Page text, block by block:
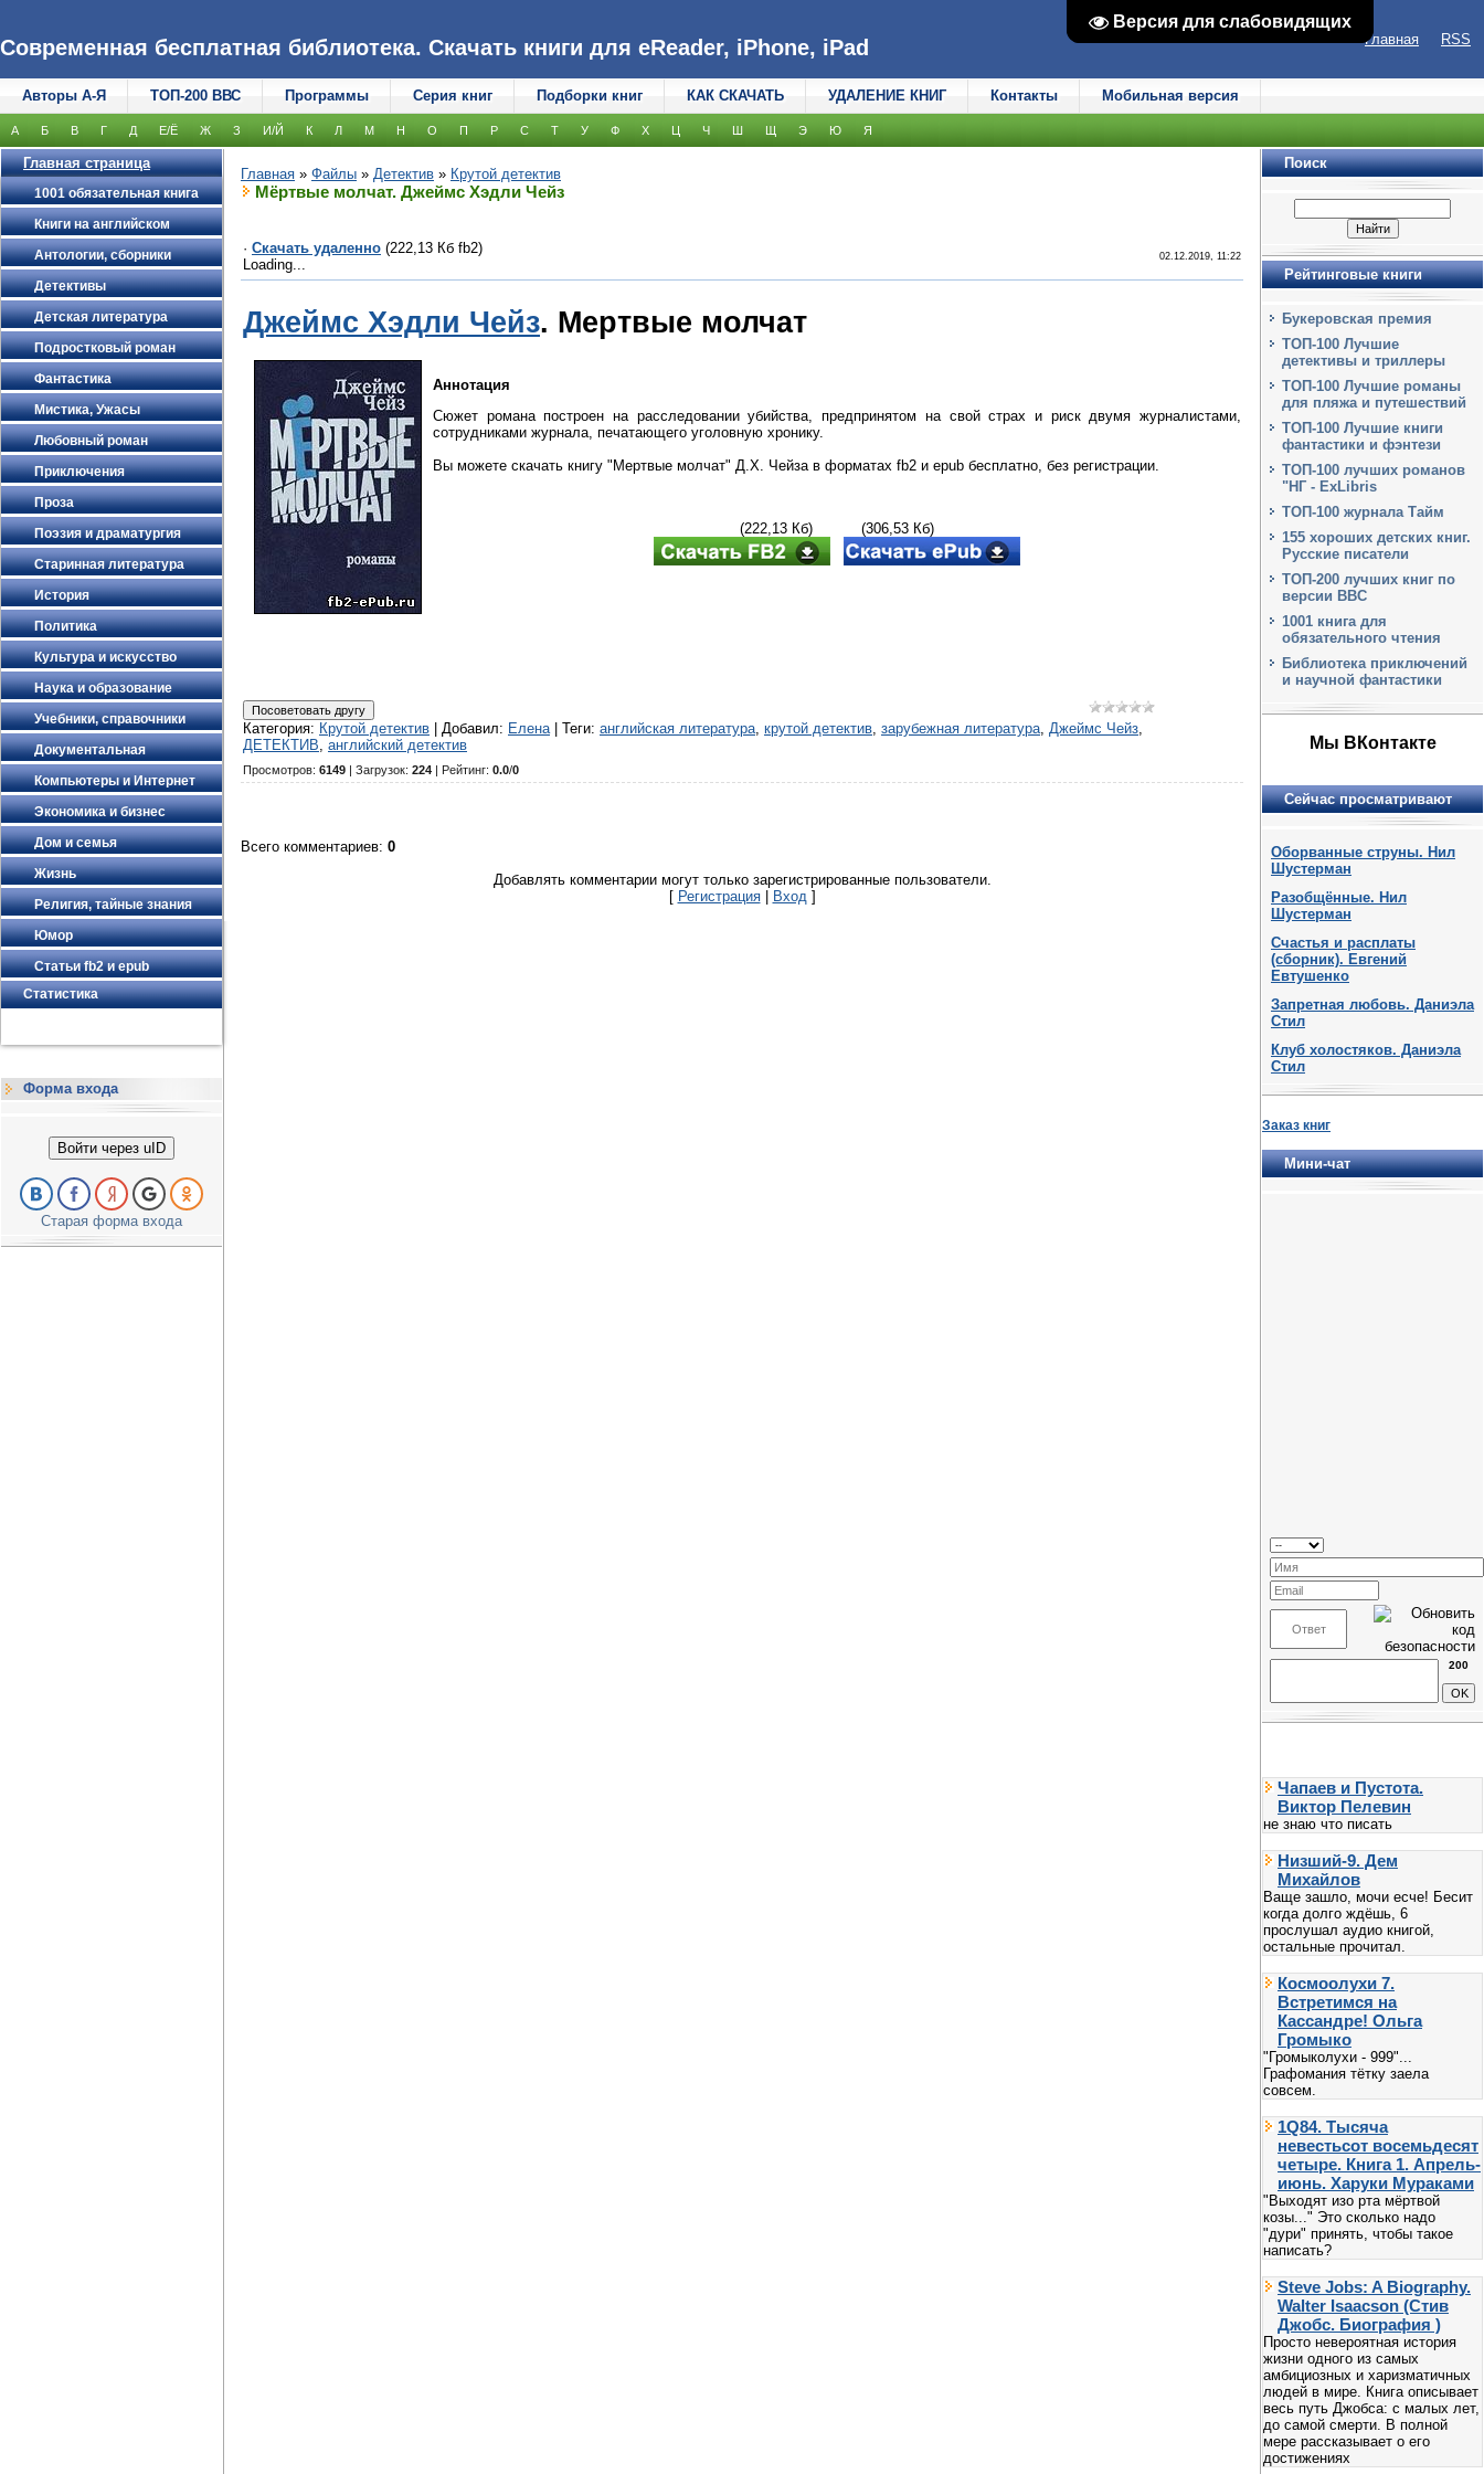
Версия для слабовидящих
Версия для слабовидящих
Современная бесплатная библиотека. Скачать книги для eReader, iPhone, iPad Главная RSS
Авторы А-Я ТОП-200 ВВС Программы Серия книг Подборки книг КАК СКАЧАТЬ УДАЛЕНИЕ КНИГ Контакты Мобильная версия
А Б В Г Д Е/Ё Ж З И/Й К Л М Н О П Р С Т У Ф Х Ц Ч Ш Щ Э Ю Я
Главная страница
1001 обязательная книга
Книги на английском
Антологии, сборники
Детективы
Детская литература
Подростковый роман
Фантастика
Мистика, Ужасы
Любовный роман
Приключения
Проза
Поэзия и драматургия
Старинная литература
История
Политика
Культура и искусство
Наука и образование
Учебники, справочники
Документальная
Компьютеры и Интернет
Экономика и бизнес
Дом и семья
Жизнь
Религия, тайные знания
Юмор
Статьи fb2 и epub
Статистика
Форма входа
Войти через uID
Старая форма входа
Главная » Файлы » Детектив » Крутой детектив
Мёртвые молчат. Джеймс Хэдли Чейз
· Скачать удаленно (222,13 Кб fb2)
Loading...
02.12.2019, 11:22
Джеймс Хэдли Чейз. Мертвые молчат
Аннотация
Сюжет романа построен на расследовании убийства, предпринятом на свой страх и риск двумя журналистами,
сотрудниками журнала, печатающего уголовную хронику.
Вы можете скачать книгу "Мертвые молчат" Д.Х. Чейза в форматах fb2 и epub бесплатно, без регистрации.
(222,13 Кб) (306,53 Кб)
Категория: Крутой детектив Добавил: Елена| Теги: английская литература, крутой детектив, зарубежная литература, Джеймс Чейз,
ДЕТЕКТИВ, английский детектив
Просмотров: 6149 | Загрузок: 224 | Рейтинг: 0.0/0
Всего комментариев: 0
Добавлять комментарии могут только зарегистрированные пользователи.
[ Регистрация| Вход]
Поиск
Рейтинговые книги
Букеровская премия
ТОП-100 Лучшие
детективы и триллеры
ТОП-100 Лучшие романы
для пляжа и путешествий
ТОП-100 Лучшие книги
фантастики и фэнтези
ТОП-100 лучших романов
"НГ - ExLibris
ТОП-100 журнала Тайм
155 хороших детских книг.
Русские писатели
ТОП-200 лучших книг по
версии BBC
1001 книга для
обязательного чтения
Библиотека приключений
и научной фантастики
Мы ВКонтакте
Сейчас просматривают
Оборванные струны. Нил
Шустерман
Разобщённые. Нил
Шустерман
Счастья и расплаты
(сборник). Евгений
Евтушенко
Запретная любовь. Даниэла
Стил
Клуб холостяков. Даниэла
Стил
Заказ книг
Мини-чат
200
Чапаев и Пустота.
Виктор Пелевин
не знаю что писать
Низший-9. Дем
Михайлов
Ваще зашло, мочи есче! Бесит
когда долго ждёшь, 6
прослушал аудио книгой,
остальные прочитал.
Космоолухи 7.
Встретимся на
Кассандре! Ольга
Громыко
"Громыколухи - 999"...
Графомания тётку заела
совсем.
1Q84. Тысяча
невестьсот восемьдесят
четыре. Книга 1. Апрель-
июнь. Харуки Мураками
"Выходят изо рта мёртвой
козы..." Это сколько надо
"дури" принять, чтобы такое
написать?
Steve Jobs: A Biography.
Walter Isaacson (Стив
Джобс. Биография )
Просто невероятная история
жизни одного из самых
амбициозных и харизматичных
людей в мире. Книга описывает
весь путь Джобса: с малых лет,
до самой смерти. В полной
мере рассказывает о его
достижениях